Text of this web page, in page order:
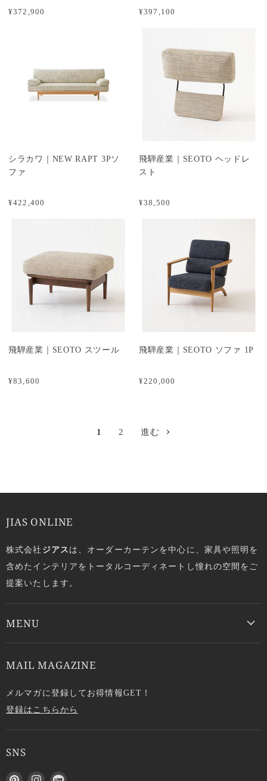
¥372,900 ¥397,100
¥422,400
シラカワ｜NEW RAPT 3Pソ
ファ
¥38,500
飛騨産業｜SEOTO ヘッドレ
スト
¥83,600
飛騨産業｜SEOTO スツール
¥220,000
飛騨産業｜SEOTO ソファ 1P
1 2 進む
JIAS ONLINE
株式会社 ジアスは、オーダーカーテンを中心に、家具や照明を
含めたインテリアをトータルコーディネートし憧れの空間をご
提案いたします。
MENU
MAIL MAGAZINE
メルマガに登録してお得情報GET！
登録はこちらから
SNS
P I L